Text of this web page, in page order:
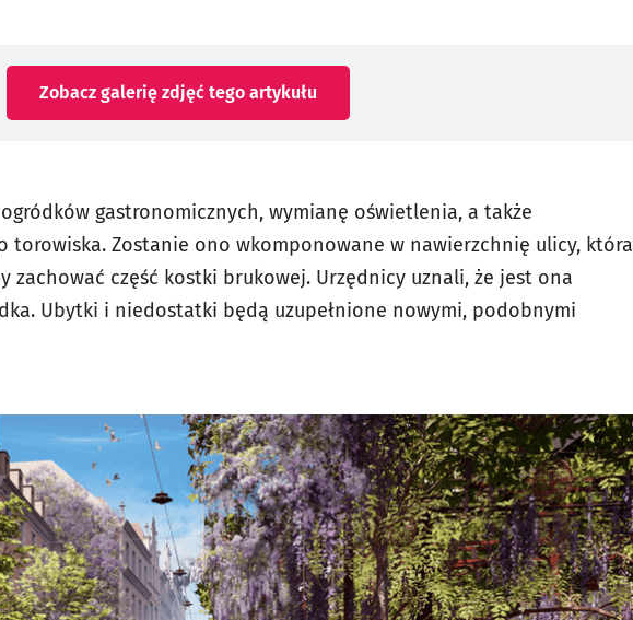
Zobacz galerię zdjęć tego artykułu
gastronomicznych, wymianę oświetlenia, a także
torowiska. Zostanie ono wkomponowane w nawierzchnię ulicy, która
zachować część kostki brukowej. Urzędnicy uznali, że jest ona
Ubytki i niedostatki będą uzupełnione nowymi, podobnymi